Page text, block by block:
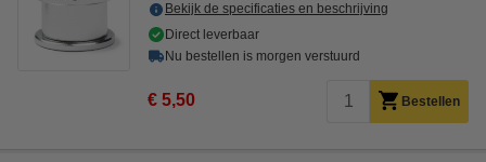
Bekijk de specificaties en beschrijving
Direct leverbaar
Nu bestellen is morgen verstuurd
€ 5,50 Bestellen